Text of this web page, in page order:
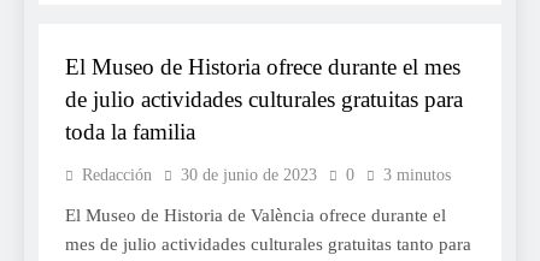
El Museo de Historia ofrece durante el mes
de julio actividades culturales gratuitas para
toda la familia
Redacción 30 de junio de 2023 0 3 minutos
El Museo de Historia de València ofrece durante el
mes de julio actividades culturales gratuitas tanto para